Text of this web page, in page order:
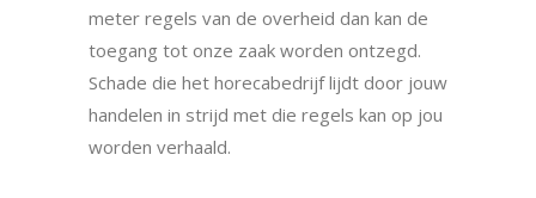
meter regels van de overheid dan kan de
toegang tot onze zaak worden ontzegd.
Schade die het horecabedrijf lijdt door jouw
handelen in strijd met die regels kan op jou
worden verhaald.